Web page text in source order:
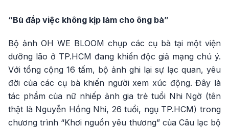
“Bù đắp việc không kịp làm cho ông bà”
Bộ ảnh OH WE BLOOM chụp các cụ bà tại một viện
dưỡng lão ở TP.HCM đang khiến độc giả mạng chú ý.
Với tổng cộng 16 tấm, bộ ảnh ghi lại sự lạc quan, yêu
đời của các cụ bà khiến người xem xúc động. Đây là
tác phẩm của nữ nhiếp ảnh gia trẻ tuổi Nhi Ngờ (tên
thật là Nguyễn Hồng Nhi, 26 tuổi, ngụ TP.HCM) trong
chương trình “Khơi nguồn yêu thương” của Câu lạc bộ